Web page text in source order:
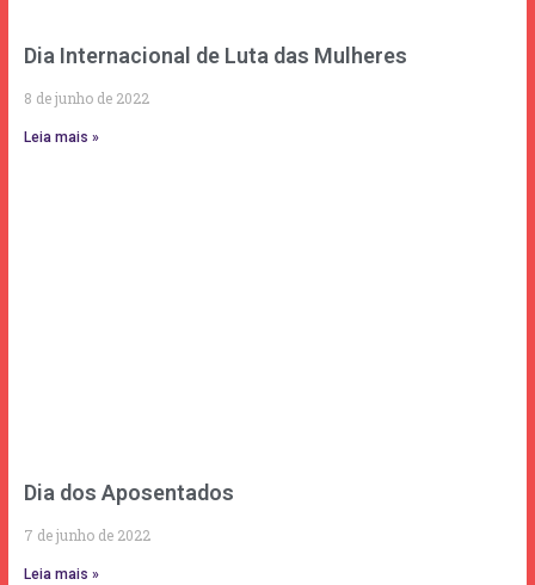
Dia Internacional de Luta das Mulheres
8 de junho de 2022
Leia mais »
Dia dos Aposentados
7 de junho de 2022
Leia mais »